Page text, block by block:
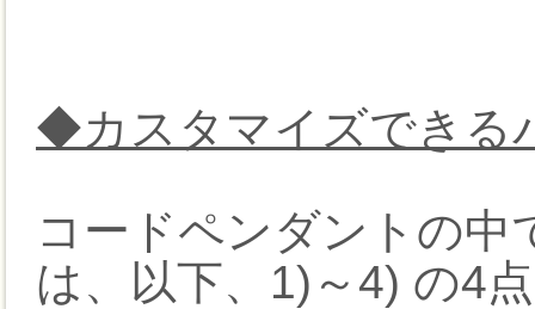
◆カスタマイズできる
コードペンダントの
は、以下、1)～4) の4